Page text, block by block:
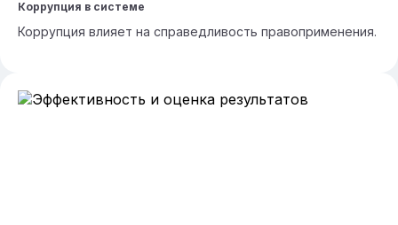
Коррупция в системе
Коррупция влияет на справедливость правоприменения.